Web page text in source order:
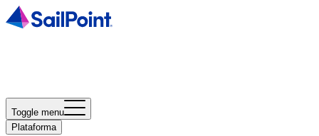
Toggle menu
Plataforma